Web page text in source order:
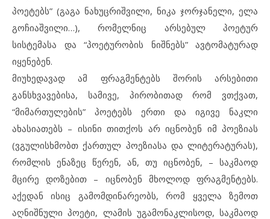
პოეტებს” (გაგა ნახუცრიშვილი, ნიკა ჯორჯანელი, ელა
გოჩიაშვილი…), რომელნიც არსებულ პოეტურ
სისტემასა და “პოეტურობის ნიშნებს” ავტომატურად
იყენებენ.
მიუხედავად ამ ფრაგმენტებს შორის არსებითი
განსხვავებისა, სამივე, პირობითად რომ ვთქვათ,
“მიმართულების” პოეტებს ერთი და იგივე ნაკლი
ახასიათებს – ისინი თითქოს არ იცნობენ იმ პოეზიას
(ვგულისხმობთ ქართულ პოეზიასა და ლიტერატურას),
რომლის ენაზეც წერენ, ან, თუ იცნობენ, – საკმაოდ
მცირე დოზებით – იცნობენ მხოლოდ ფრაგმენტებს.
აქედან ისიც გამომდინარეობს, რომ ყველა ზემოთ
აღნიშნული პოეტი, ლამის უგამონაკლისოდ, საკმაოდ